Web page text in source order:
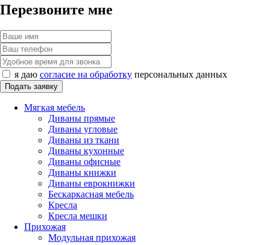
Перезвоните мне
я даю согласие на обработку персональных данных
Мягкая мебель
Диваны прямые
Диваны угловые
Диваны из ткани
Диваны кухонные
Диваны офисные
Диваны книжки
Диваны еврокнижки
Бескаркасная мебель
Кресла
Кресла мешки
Прихожая
Модульная прихожая